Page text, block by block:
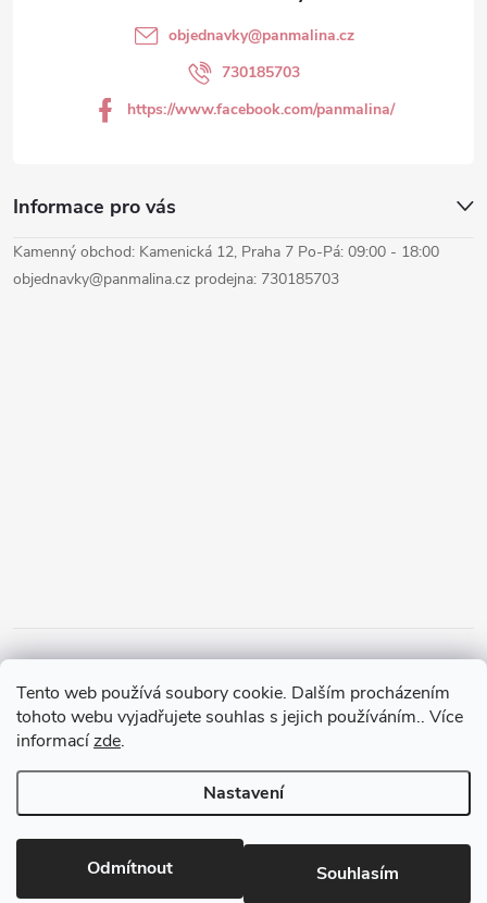
Tento web používá soubory cookie. Dalším procházením
tohoto webu vyjadřujete souhlas s jejich používáním.. Více
informacízde.
Nastavení
Odmítnout Souhlasím
Informace pro vás
objednavky@panmalina.cz
730185703
https://www.facebook.com/panmalina/
Kamenný obchod: Kamenická 12, Praha 7 Po-Pá: 09:00 - 18:00
objednavky@panmalina.cz prodejna: 730185703
Copyright 2026PanMalina.cz. Všechna práva vyhrazena.Upravit
nastavení cookies